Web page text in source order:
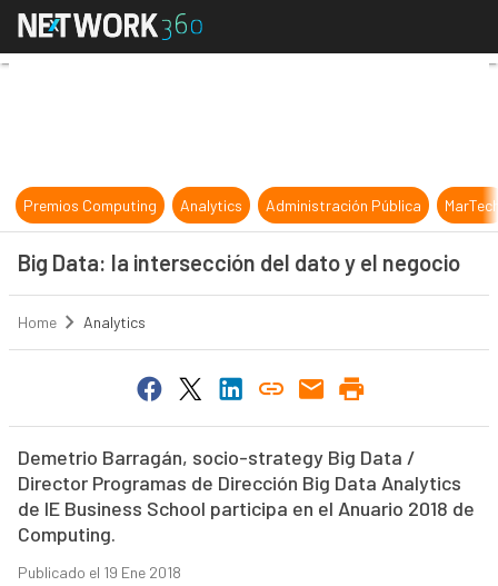
Big Data: la intersección del dato y
Premios Computing Analytics Administración Pública
Big Data: la intersección del dato y el negocio
Home Analytics
Demetrio Barragán, socio-strategy Big Data /
Director Programas de Dirección Big Data Analytics
de IE Business School participa en el Anuario 2018 de
Computing.
Publicado el 19 Ene 2018